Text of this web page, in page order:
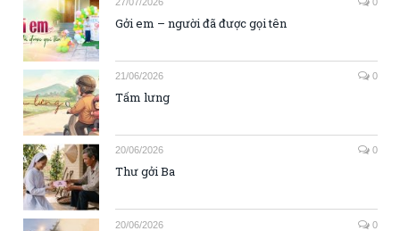
Gởi em – người đã được gọi tên
21/06/2026 0
Tấm lưng
20/06/2026 0
Thư gởi Ba
20/06/2026 0